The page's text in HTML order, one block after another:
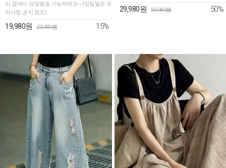
리 결제시 당일발송 가능하세요~ (당일발송 유
의사항 공지 참조)
19,980원 23,480원 15%
29,980원 59,980원 50%